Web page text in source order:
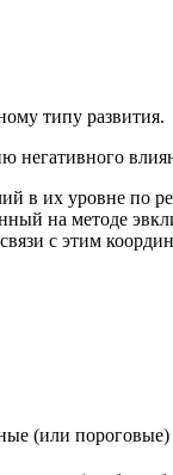
типу развития.
негативного
в их уровне по
на методе
с этим
(или пороговые)